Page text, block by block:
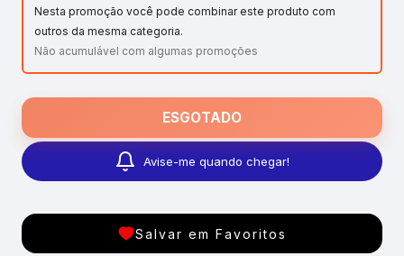
Nesta promoção você pode combinar este produto com
outros da mesma categoria.
Não acumulável com algumas promoções
Avise-me quando chegar!
Salvar em Favoritos